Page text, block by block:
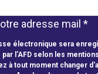
adresse mail *
électronique sera
l'AFD selon les
à tout moment changer